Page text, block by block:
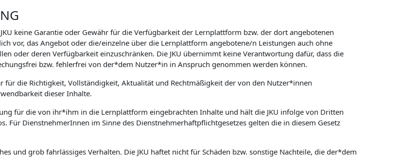
keine Garantie oder Gewähr für die Verfügbarkeit der Lernplattform bzw. der dort angebotenen
vor, das Angebot oder die/einzelne über die Lernplattform angebotene/n Leistungen auch ohne
oder deren Verfügbarkeit einzuschränken. Die JKU übernimmt keine Verantwortung dafür, dass die
bzw. fehlerfrei von der*dem Nutzer*in in Anspruch genommen werden können.
für die Richtigkeit, Vollständigkeit, Aktualität und Rechtmäßigkeit der von den Nutzer*innen
dieser Inhalte.
für die von ihr*ihm in die Lernplattform eingebrachten Inhalte und hält die JKU infolge von Dritten
Für DienstnehmerInnen im Sinne des Dienstnehmerhaftpflichtgesetzes gelten die in diesem Gesetz
und grob fahrlässiges Verhalten. Die JKU haftet nicht für Schäden bzw. sonstige Nachteile, die der*dem